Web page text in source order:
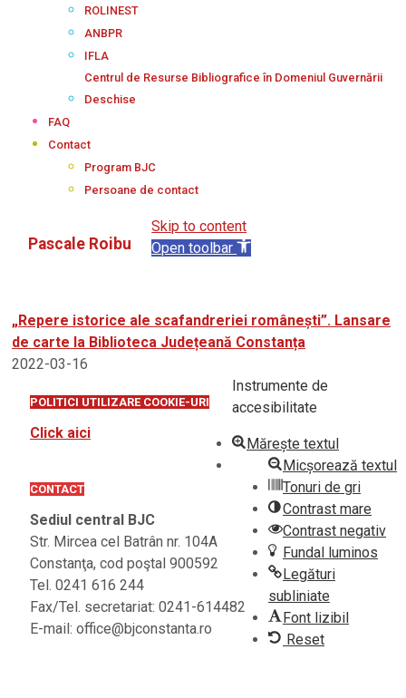
ROLINEST
ANBPR
IFLA
Centrul de Resurse Bibliografice în Domeniul Guvernării
Deschise
FAQ
Contact
Program BJC
Persoane de contact
Pascale Roibu
„Repere istorice ale scafandreriei românești”. Lansare
de carte la Biblioteca Județeană Constanța
2022-03-16
POLITICI UTILIZARE COOKIE-URI
Click aici
CONTACT
Sediul central BJC
Str. Mircea cel Batrân nr. 104A
Constanţa, cod poştal 900592
Tel. 0241 616 244
Fax/Tel. secretariat: 0241-614482
E-mail: office@bjconstanta.ro
Skip to content
Open toolbar
Instrumente de
accesibilitate
Mărește textul
Micșorează textul
Tonuri de gri
Contrast mare
Contrast negativ
Fundal luminos
Legături
subliniate
Font lizibil
Reset